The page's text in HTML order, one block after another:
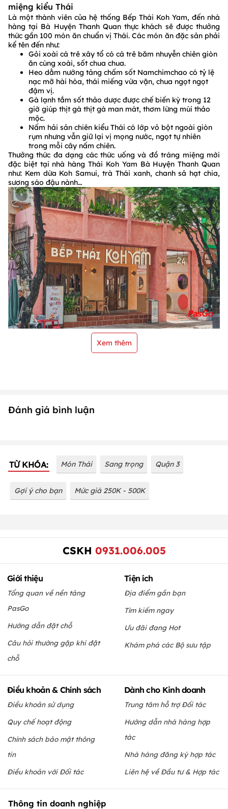
miệng kiểu Thái
Là một thành viên của hệ thống Bếp Thái Koh Yam, đến nhà
hàng tại Bà Huyện Thanh Quan thực khách sẽ được thưởng
thức gần 100 món ăn chuẩn vị Thái. Các món ăn đặc sản phải
kể tên đến như:
Gỏi xoài cá trê xây tổ có cá trê băm nhuyễn chiên giòn
ăn cùng xoài, sốt chua chua.
Heo dằm nướng tảng chấm sốt Namchimchao có tỷ lệ
nạc mỡ hài hòa, thái miếng vừa vặn, chua ngọt ngọt
đậm vị.
Gà lạnh tắm sốt thảo dược được chế biến kỳ trong 12
giờ giúp thịt gà thịt gà man mát, thơm lừng mùi thảo
mộc.
Nấm hải sản chiên kiểu Thái có lớp vỏ bột ngoài giòn
rụm nhưng vẫn giữ lại vị mọng nước, ngọt tự nhiên
trong mỗi cây nấm chiên.
Thưởng thức đa dạng các thức uống và đồ tráng miệng mới
đặc biệt tại nhà hàng Thái Koh Yam Bà Huyện Thanh Quan
như: Kem dừa Koh Samui, trà Thái xanh, chanh sả hạt chia,
sương sáo đậu nành…
Xem thêm
Đánh giá bình luận
TỪ KHÓA: Món Thái Sang trọng Quận 3
Gợi ý cho bạn Mức giá 250K - 500K
CSKH 0931.006.005
Giới thiệu
Tổng quan về nền tảng
PasGo
Hướng dẫn đặt chỗ
Câu hỏi thường gặp khi đặt
chỗ
Tiện ích
Địa điểm gần bạn
Tìm kiếm ngay
Ưu đãi đang Hot
Khám phá các Bộ sưu tập
Điều khoản & Chính sách
Điều khoản sử dụng
Quy chế hoạt động
Chính sách bảo mật thông
tin
Điều khoản với Đối tác
Dành cho Kinh doanh
Trung tâm hỗ trợ Đối tác
Hướng dẫn nhà hàng hợp
tác
Nhà hàng đăng ký hợp tác
Liên hệ về Đầu tư & Hợp tác
Thông tin doanh nghiệp